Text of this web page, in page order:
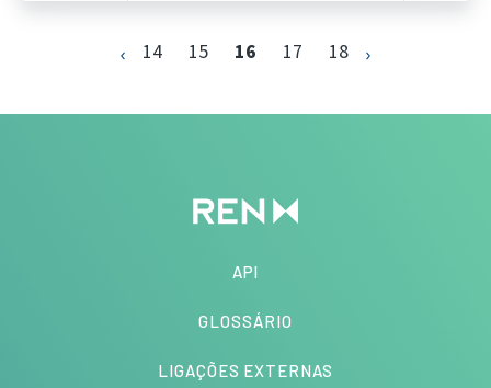
14 15 16 17 18
API
GLOSSÁRIO
LIGAÇÕES EXTERNAS